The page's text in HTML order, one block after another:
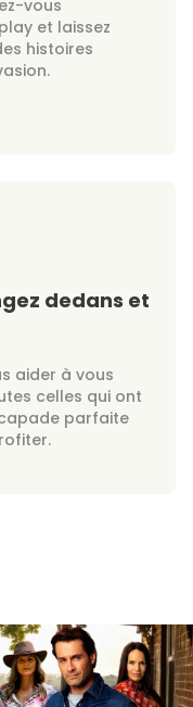
vous
et laissez
histoires
dedans et
aider à vous
celles qui ont
parfaite